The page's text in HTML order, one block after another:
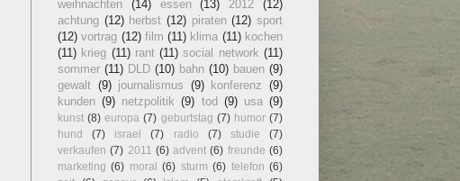
weihnachten
(14) essen (13) 2012
(12)
achtung (12) herbst (12) piraten (12) sport
(12) vortrag (12) film (11) klima (11) kochen
(11) krieg (11) rant (11) social network (11)
sommer (11) DLD (10) bahn (10) bauen (9)
gewalt (9) journalismus (9) konferenz
(9)
kunden (9) netzpolitik (9) tod (9) usa (9)
kunst (8) europa (7) geburtstag (7) humor (7)
hund
(7) israel (7) radio (7) studie
(7)
verkaufen (7) 2011 (6) advent (6) freunde (6)
marketing (6) moral (6) sturm (6) telefon (6)